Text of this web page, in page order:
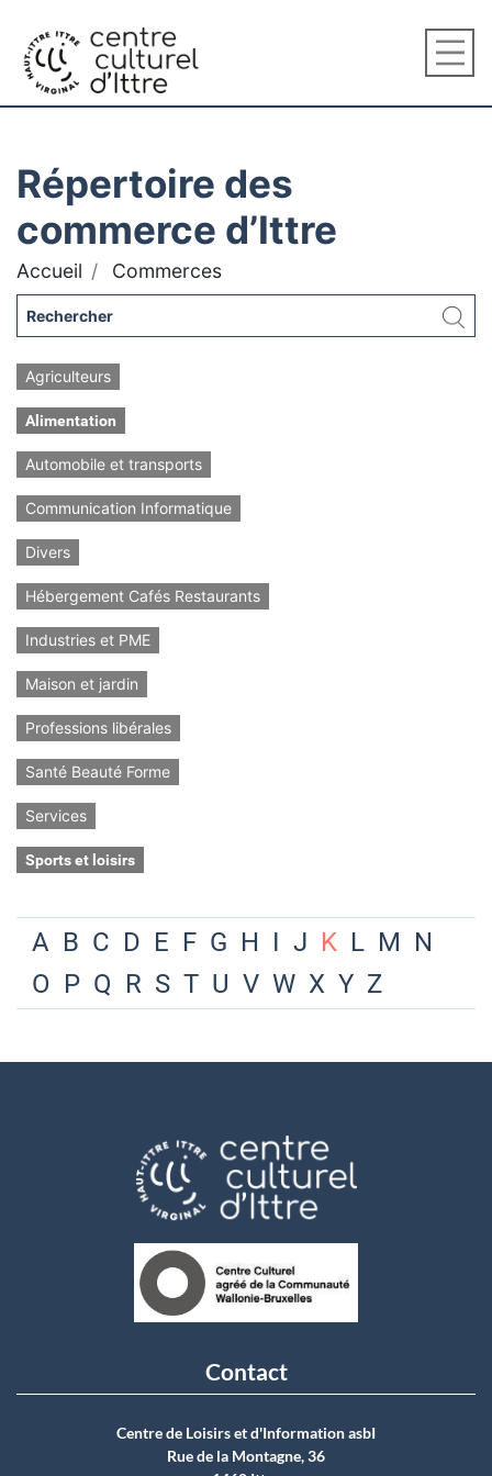
Répertoire des
commerce d’Ittre
Accueil Commerces
Agriculteurs
Alimentation
Automobile et transports
Communication Informatique
Divers
Hébergement Cafés Restaurants
Industries et PME
Maison et jardin
Professions libérales
Santé Beauté Forme
Services
Sports et loisirs
A B C D E F G H I J K L M N
O P Q R S T U V W X Y Z
Contact
Centre de Loisirs et d'Information asbI
Rue de la Montagne, 36